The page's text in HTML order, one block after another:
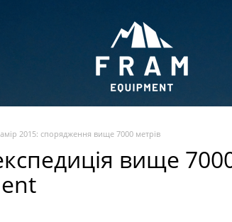
2015: спорядження вище 7000 метрів
вище